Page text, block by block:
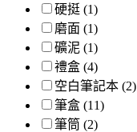
硬挺 (1)
磨面 (1)
礦泥 (1)
禮盒 (4)
空白筆記本 (2)
筆盒 (11)
筆筒 (2)